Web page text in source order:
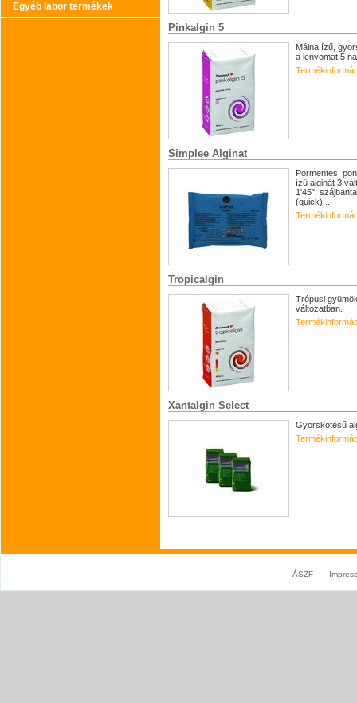
Egyéb labor termékek
Pinkalgin 5
Málna ízű,
a lenyomat 5
Simplee Alginat
Pormentes,
ízű alginát 3
1'45",
(quick):...
Tropicalgin
Trópusi
változatban.
Xantalgin Select
Gyorskötésű
ÁSZF